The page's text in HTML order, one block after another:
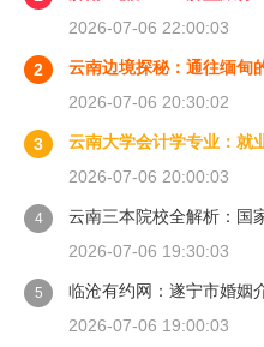
2026-07-06 22:00:03
2
云南边境探秘：通往缅甸
2026-07-06 20:30:02
3
云南大学会计学专业：就
2026-07-06 20:00:03
4
云南三本院校全解析：国
2026-07-06 19:30:03
5
临沧有约网：遂宁市婚姻
2026-07-06 19:00:03